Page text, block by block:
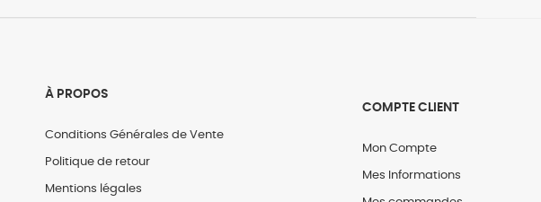
À PROPOS
Conditions Générales de Vente
Politique de retour
Mentions légales
COMPTE CLIENT
Mon Compte
Mes Informations